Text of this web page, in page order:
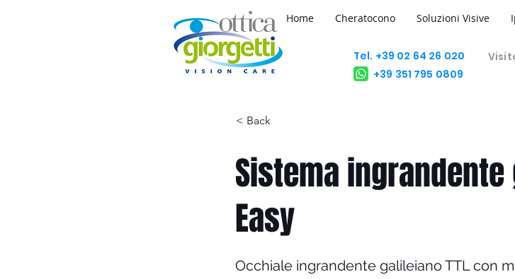
Tel. +39 02 64 26 020
+39 351 795 0809
Home Cheratocono Soluzioni Visive
< Back
Sistema ingrandente
Easy
Occhiale ingrandente galileiano TTL con